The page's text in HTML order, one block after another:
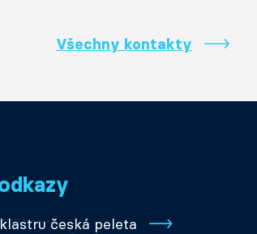
Všechny kontakty
česká peleta